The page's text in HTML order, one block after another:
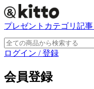
プレゼント カテゴリ 記事
ログイン / 登録
会員登録